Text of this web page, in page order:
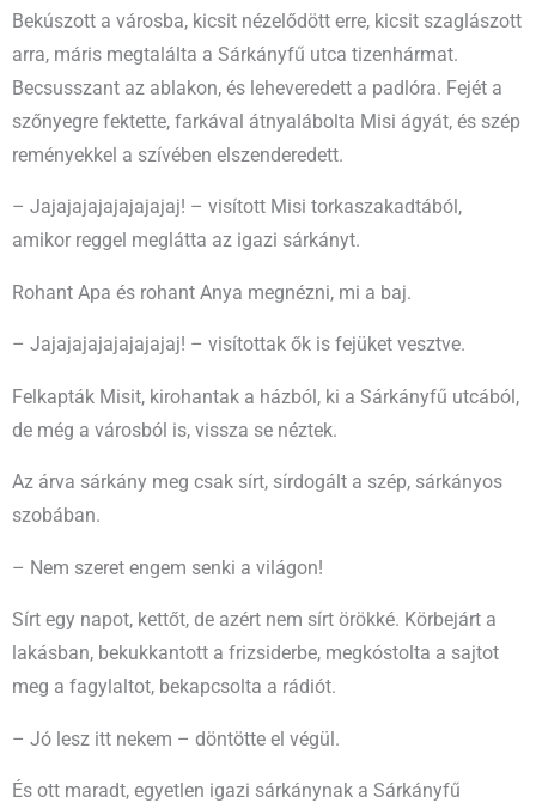
Bekúszott a városba, kicsit nézelődött erre, kicsit szaglászott
arra, máris megtalálta a Sárkányfű utca tizenhármat.
Becsusszant az ablakon, és leheveredett a padlóra. Fejét a
szőnyegre fektette, farkával átnyalábolta Misi ágyát, és szép
reményekkel a szívében elszenderedett.
– Jajajajajajajajajaj! – visított Misi torkaszakadtából,
amikor reggel meglátta az igazi sárkányt.
Rohant Apa és rohant Anya megnézni, mi a baj.
– Jajajajajajajajajaj! – visítottak ők is fejüket vesztve.
Felkapták Misit, kirohantak a házból, ki a Sárkányfű utcából,
de még a városból is, vissza se néztek.
Az árva sárkány meg csak sírt, sírdogált a szép, sárkányos
szobában.
– Nem szeret engem senki a világon!
Sírt egy napot, kettőt, de azért nem sírt örökké. Körbejárt a
lakásban, bekukkantott a frizsiderbe, megkóstolta a sajtot
meg a fagylaltot, bekapcsolta a rádiót.
– Jó lesz itt nekem – döntötte el végül.
És ott maradt, egyetlen igazi sárkánynak a Sárkányfű